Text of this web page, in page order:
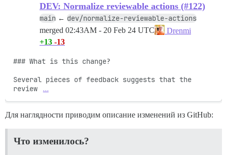
DEV: Normalize reviewable actions (#122)
main ← dev/normalize-reviewable-actions
merged 02:43AM - 20 Feb 24 UTC
Drenmi
+13 -13
### What is this change?
Several pieces of feedback suggests that the
review
…
Для наглядности приводим описание изменений из GitHub:
Что изменилось?